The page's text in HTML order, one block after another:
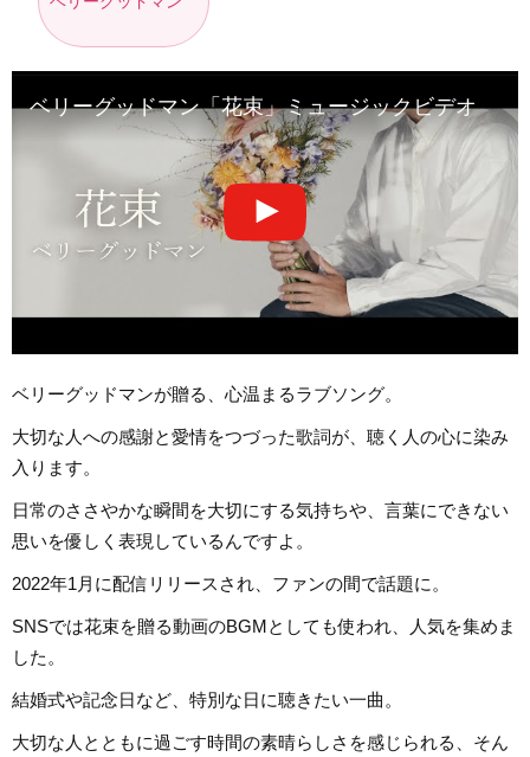
ベリーグッドマン「花束」ミュージックビデオ
ベリーグッドマンが贈る、心温まるラブソング。
大切な人への感謝と愛情をつづった歌詞が、聴く人の心に染み
入ります。
日常のささやかな瞬間を大切にする気持ちや、言葉にできない
思いを優しく表現しているんですよ。
2022年1月に配信リリースされ、ファンの間で話題に。
SNSでは花束を贈る動画のBGMとしても使われ、人気を集めま
した。
結婚式や記念日など、特別な日に聴きたい一曲。
大切な人とともに過ごす時間の素晴らしさを感じられる、そん